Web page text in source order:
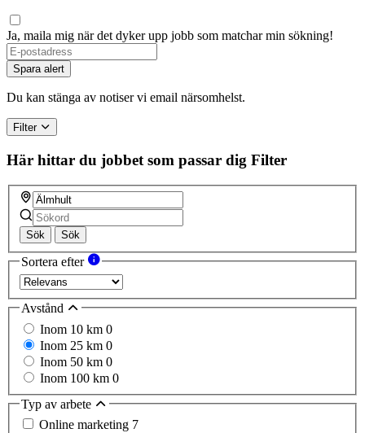
Ja, maila mig när det dyker upp jobb som matchar min sökning!
Spara alert
Du kan stänga av notiser vi email närsomhelst.
Filter
Här hittar du jobbet som passar dig Filter
Sök Sök
Sortera efter
Avstånd
Inom 10 km 0
Inom 25 km 0
Inom 50 km 0
Inom 100 km 0
Typ av arbete
Online marketing 7